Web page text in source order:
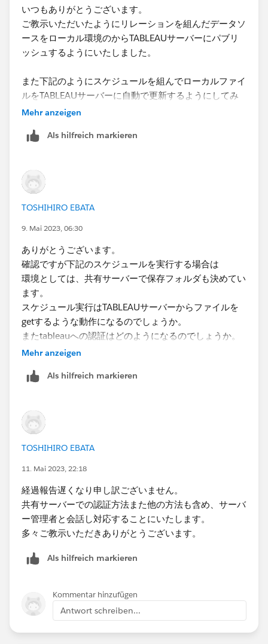
いつもありがとうございます。
ご教示いただいたようにリレーションを組んだデータソ
ースをローカル環境のからTABLEAUサーバーにパブリ
ッシュするようにいたしました。​
また​下記のようにスケジュールを組んでローカルファイ
ルをTABLEAUサーバーに自動で更新するようにしてみ
ました。
​改めてご教示いただければ幸甚です。
Mehr anzeigen
Als hilfreich markieren
TOSHIHIRO EBATA
9. Mai 2023, 06:30
ありがとうございます。
確認ですが下記のスケジュールを実行する場合は
環境としては、​共有サーバーで保存フォルダも決めてい
ます。
​スケジュール実行はTABLEAUサーバーからファイルを
getするような動作になるのでしょうか。
またtableauへの認証はどのようになるのでしょうか。​
​何度も申し訳ございません。
Mehr anzeigen
Als hilfreich markieren
TOSHIHIRO EBATA
11. Mai 2023, 22:18
経過報告遅くなり申し訳ございません。
共有サーバーでの認証方法また他の方法も含め、サーバ
ー管理者と会話し対応することにいたします。
多々ご教示いただきありがとうございます。​
Als hilfreich markieren
Kommentar hinzufügen
Antwort schreiben...